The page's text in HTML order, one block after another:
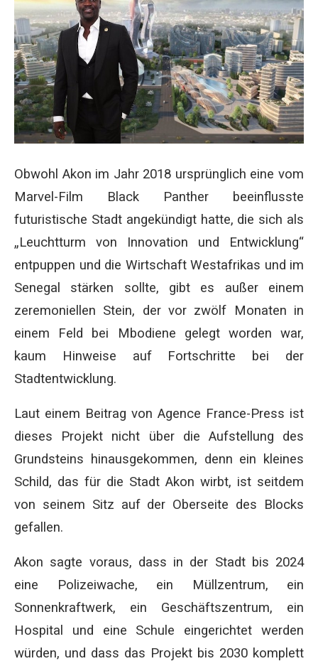
Obwohl Akon im Jahr 2018 ursprünglich eine vom
Marvel-Film Black Panther beeinflusste
futuristische Stadt angekündigt hatte, die sich als
„Leuchtturm von Innovation und Entwicklung“
entpuppen und die Wirtschaft Westafrikas und im
Senegal stärken sollte, gibt es außer einem
zeremoniellen Stein, der vor zwölf Monaten in
einem Feld bei Mbodiene gelegt worden war,
kaum Hinweise auf Fortschritte bei der
Stadtentwicklung.
Laut einem Beitrag von Agence France-Press ist
dieses Projekt nicht über die Aufstellung des
Grundsteins hinausgekommen, denn ein kleines
Schild, das für die Stadt Akon wirbt, ist seitdem
von seinem Sitz auf der Oberseite des Blocks
gefallen.
Akon sagte voraus, dass in der Stadt bis 2024
eine Polizeiwache, ein Müllzentrum, ein
Sonnenkraftwerk, ein Geschäftszentrum, ein
Hospital und eine Schule eingerichtet werden
würden, und dass das Projekt bis 2030 komplett